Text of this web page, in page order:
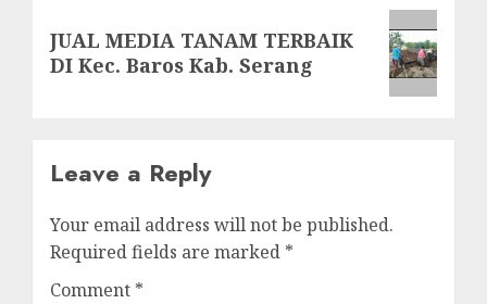
post:
JUAL MEDIA TANAM TERBAIK
DI Kec. Baros Kab. Serang
Leave a Reply
Your email address will not be published.
Required fields are marked *
Comment *